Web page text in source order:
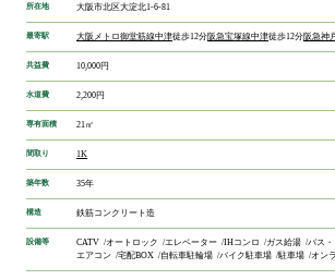
所在地 大阪市北区大淀北1-6-81
最寄駅 大阪メトロ御堂筋線中津徒歩12分阪急宝塚線中津徒歩12分阪急神
共益費 10,000円
水道費 2,200円
専有面積 21㎡
間取り 1K
築年数 35年
構造 鉄筋コンクリート造
設備等 CATV オートロック エレベーター IHコンロ ガス給湯 バス
エアコン
宅配BOX 自転車駐輪場 バイク駐車場 駐車場 オン